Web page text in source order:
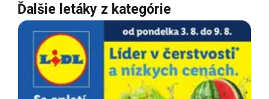
Ďalšie letáky z kategórie